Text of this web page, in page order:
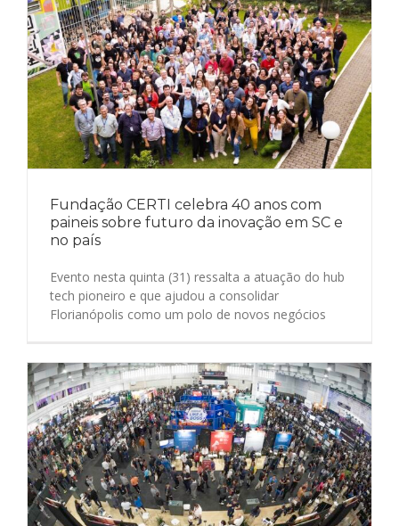
Fundação CERTI celebra 40 anos com
paineis sobre futuro da inovação em SC e
no país
Evento nesta quinta (31) ressalta a atuação do hub
tech pioneiro e que ajudou a consolidar
Florianópolis como um polo de novos negócios